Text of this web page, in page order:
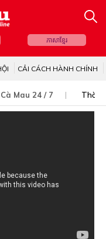
ភាសាខ្មែរ
CẢI CÁCH HÀNH CHÍNH
Cà Mau 24 / 7 Thời